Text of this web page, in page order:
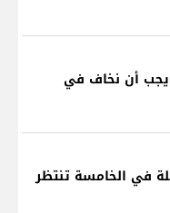
أن نخاف في
في الخامسة تنتظر